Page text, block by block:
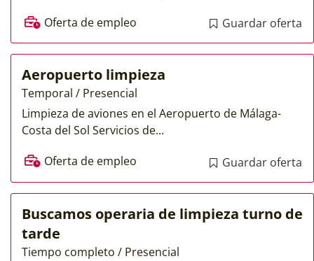
Oferta de empleo
Guardar oferta
Aeropuerto limpieza
Temporal / Presencial
Limpieza de aviones en el Aeropuerto de Málaga-
Costa del Sol Servicios de...
Oferta de empleo
Guardar oferta
Buscamos operaria de limpieza turno de
tarde
Tiempo completo / Presencial